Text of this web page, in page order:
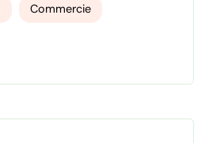
Commercie